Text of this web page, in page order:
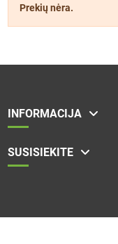
Prekių nėra.
INFORMACIJA
SUSISIEKITE